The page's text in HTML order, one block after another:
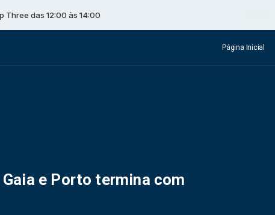
12:00 às 14:00
Página Inicial
e Porto termina com